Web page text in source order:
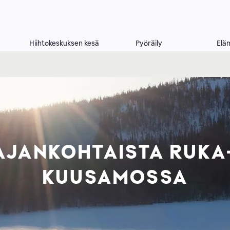
Hiihtokeskuksen kesä Pyöräily
KUUSAMOSSA